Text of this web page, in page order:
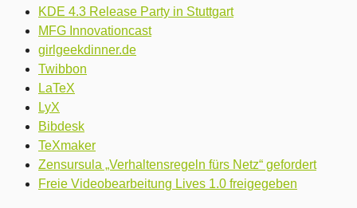
KDE 4.3 Release Party in Stuttgart
MFG Innovationcast
girlgeekdinner.de
Twibbon
LaTeX
LyX
Bibdesk
TeXmaker
Zensursula „Verhaltensregeln fürs Netz“ gefordert
Freie Videobearbeitung Lives 1.0 freigegeben